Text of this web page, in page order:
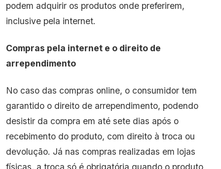
podem adquirir os produtos onde preferirem,
inclusive pela internet.
Compras pela internet e o direito de
arrependimento
No caso das compras online, o consumidor tem
garantido o direito de arrependimento, podendo
desistir da compra em até sete dias após o
recebimento do produto, com direito à troca ou
devolução. Já nas compras realizadas em lojas
físicas, a troca só é obrigatória quando o produto